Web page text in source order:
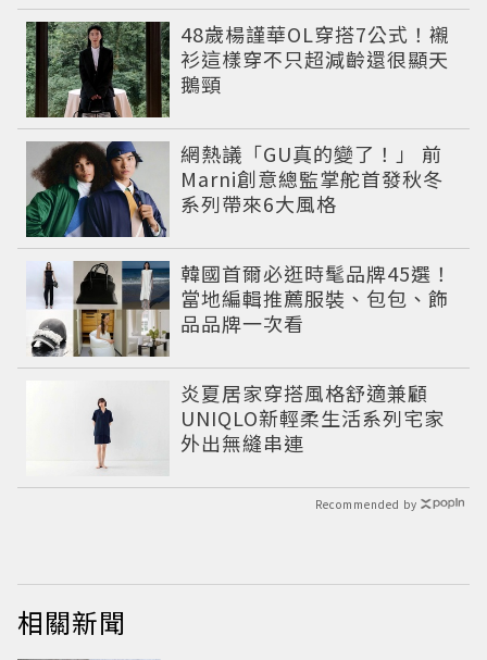
48歲楊謹華OL穿搭7公式！襯
衫這樣穿不只超減齡還很顯天
鵝頸
網熱議「GU真的變了！」 前
Marni創意總監掌舵首發秋冬
系列帶來6大風格
韓國首爾必逛時髦品牌45選！
當地編輯推薦服裝、包包、飾
品品牌一次看
炎夏居家穿搭風格舒適兼顧
UNIQLO新輕柔生活系列宅家
外出無縫串連
Recommended by
相關新聞